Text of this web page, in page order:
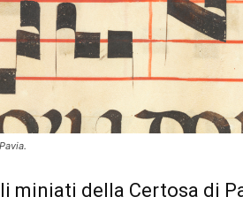
miniati della Certosa di